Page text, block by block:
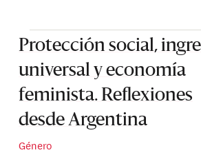
Protección social,
universal y economía
feminista. Reflexiones
desde Argentina
Género